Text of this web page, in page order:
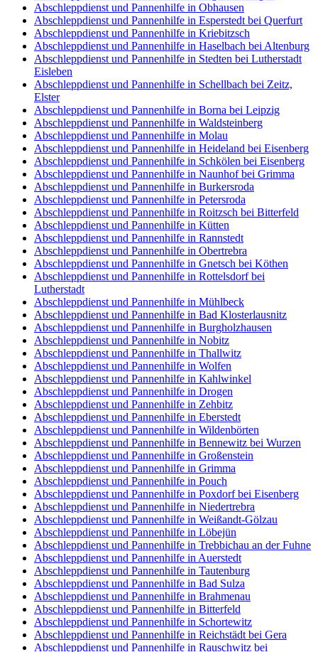
Abschleppdienst und Pannenhilfe in Obhausen
Abschleppdienst und Pannenhilfe in Esperstedt bei Querfurt
Abschleppdienst und Pannenhilfe in Kriebitzsch
Abschleppdienst und Pannenhilfe in Haselbach bei Altenburg
Abschleppdienst und Pannenhilfe in Stedten bei Lutherstadt
Eisleben
Abschleppdienst und Pannenhilfe in Schellbach bei Zeitz,
Elster
Abschleppdienst und Pannenhilfe in Borna bei Leipzig
Abschleppdienst und Pannenhilfe in Waldsteinberg
Abschleppdienst und Pannenhilfe in Molau
Abschleppdienst und Pannenhilfe in Heideland bei Eisenberg
Abschleppdienst und Pannenhilfe in Schkölen bei Eisenberg
Abschleppdienst und Pannenhilfe in Naunhof bei Grimma
Abschleppdienst und Pannenhilfe in Burkersroda
Abschleppdienst und Pannenhilfe in Petersroda
Abschleppdienst und Pannenhilfe in Roitzsch bei Bitterfeld
Abschleppdienst und Pannenhilfe in Kütten
Abschleppdienst und Pannenhilfe in Rannstedt
Abschleppdienst und Pannenhilfe in Obertrebra
Abschleppdienst und Pannenhilfe in Gnetsch bei Köthen
Abschleppdienst und Pannenhilfe in Rottelsdorf bei
Lutherstadt
Abschleppdienst und Pannenhilfe in Mühlbeck
Abschleppdienst und Pannenhilfe in Bad Klosterlausnitz
Abschleppdienst und Pannenhilfe in Burgholzhausen
Abschleppdienst und Pannenhilfe in Nobitz
Abschleppdienst und Pannenhilfe in Thallwitz
Abschleppdienst und Pannenhilfe in Wolfen
Abschleppdienst und Pannenhilfe in Kahlwinkel
Abschleppdienst und Pannenhilfe in Drogen
Abschleppdienst und Pannenhilfe in Zehbitz
Abschleppdienst und Pannenhilfe in Eberstedt
Abschleppdienst und Pannenhilfe in Wildenbörten
Abschleppdienst und Pannenhilfe in Bennewitz bei Wurzen
Abschleppdienst und Pannenhilfe in Großenstein
Abschleppdienst und Pannenhilfe in Grimma
Abschleppdienst und Pannenhilfe in Pouch
Abschleppdienst und Pannenhilfe in Poxdorf bei Eisenberg
Abschleppdienst und Pannenhilfe in Niedertrebra
Abschleppdienst und Pannenhilfe in Weißandt-Gölzau
Abschleppdienst und Pannenhilfe in Löbejün
Abschleppdienst und Pannenhilfe in Trebbichau an der Fuhne
Abschleppdienst und Pannenhilfe in Auerstedt
Abschleppdienst und Pannenhilfe in Tautenburg
Abschleppdienst und Pannenhilfe in Bad Sulza
Abschleppdienst und Pannenhilfe in Brahmenau
Abschleppdienst und Pannenhilfe in Bitterfeld
Abschleppdienst und Pannenhilfe in Schortewitz
Abschleppdienst und Pannenhilfe in Reichstädt bei Gera
Abschleppdienst und Pannenhilfe in Rauschwitz bei